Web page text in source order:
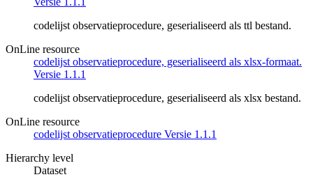
codelijst observatieprocedure, geserialiseerd als ttl bestand.
OnLine resource
codelijst observatieprocedure, geserialiseerd als xlsx-formaat.
Versie 1.1.1
codelijst observatieprocedure, geserialiseerd als xlsx bestand.
OnLine resource
codelijst observatieprocedure Versie 1.1.1
Hierarchy level
Dataset